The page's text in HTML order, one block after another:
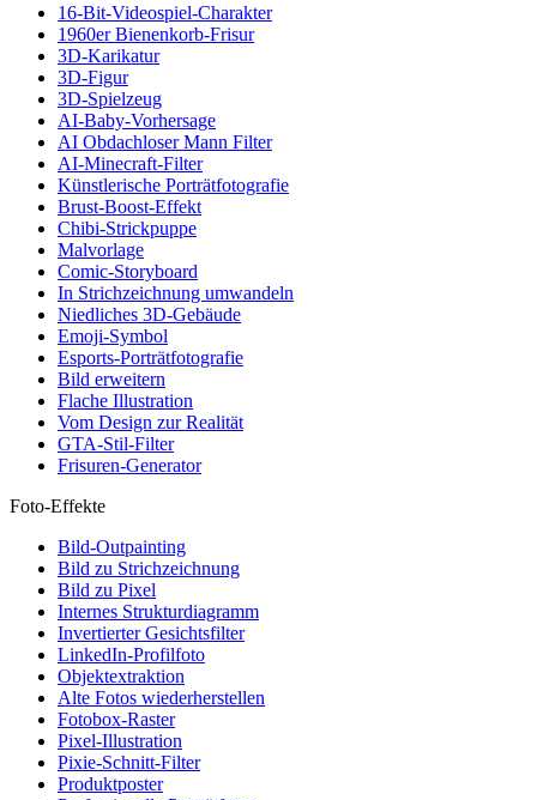
16-Bit-Videospiel-Charakter
1960er Bienenkorb-Frisur
3D-Karikatur
3D-Figur
3D-Spielzeug
AI-Baby-Vorhersage
AI Obdachloser Mann Filter
AI-Minecraft-Filter
Künstlerische Porträtfotografie
Brust-Boost-Effekt
Chibi-Strickpuppe
Malvorlage
Comic-Storyboard
In Strichzeichnung umwandeln
Niedliches 3D-Gebäude
Emoji-Symbol
Esports-Porträtfotografie
Bild erweitern
Flache Illustration
Vom Design zur Realität
GTA-Stil-Filter
Frisuren-Generator
Foto-Effekte
Bild-Outpainting
Bild zu Strichzeichnung
Bild zu Pixel
Internes Strukturdiagramm
Invertierter Gesichtsfilter
LinkedIn-Profilfoto
Objektextraktion
Alte Fotos wiederherstellen
Fotobox-Raster
Pixel-Illustration
Pixie-Schnitt-Filter
Produktposter